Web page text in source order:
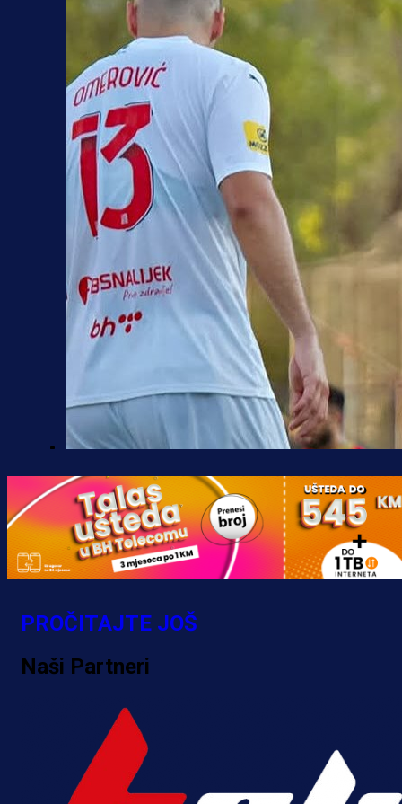
Borac do pobjede, ali scene iz
Banje Luke zgrozile javnost:
zbog skandiranja Ratku Mladiću!
PROČITAJTE JOŠ
Naši Partneri